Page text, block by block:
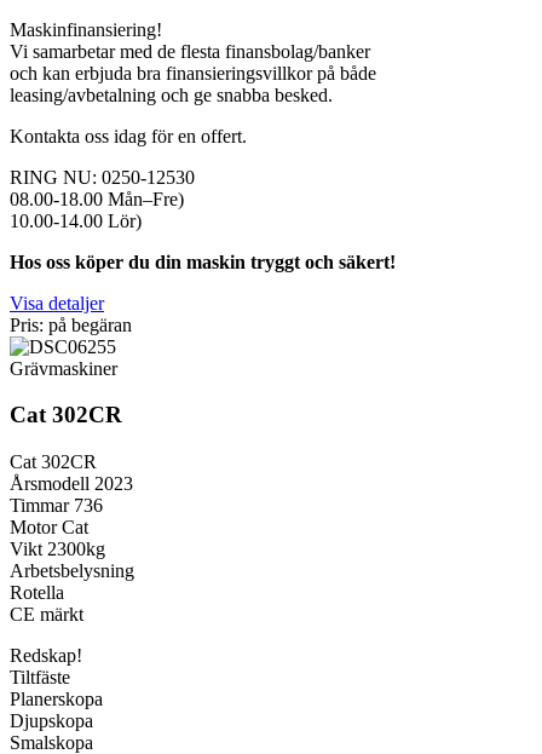
Maskinfinansiering!
Vi samarbetar med de flesta finansbolag/banker
och kan erbjuda bra finansieringsvillkor på både
leasing/avbetalning och ge snabba besked.
Kontakta oss idag för en offert.
RING NU: 0250-12530
08.00-18.00 Mån–Fre)
10.00-14.00 Lör)
Hos oss köper du din maskin tryggt och säkert!
Visa detaljer
Pris: på begäran
Grävmaskiner
Cat 302CR
Cat 302CR
Årsmodell 2023
Timmar 736
Motor Cat
Vikt 2300kg
Arbetsbelysning
Rotella
CE märkt
Redskap!
Tiltfäste
Planerskopa
Djupskopa
Smalskopa